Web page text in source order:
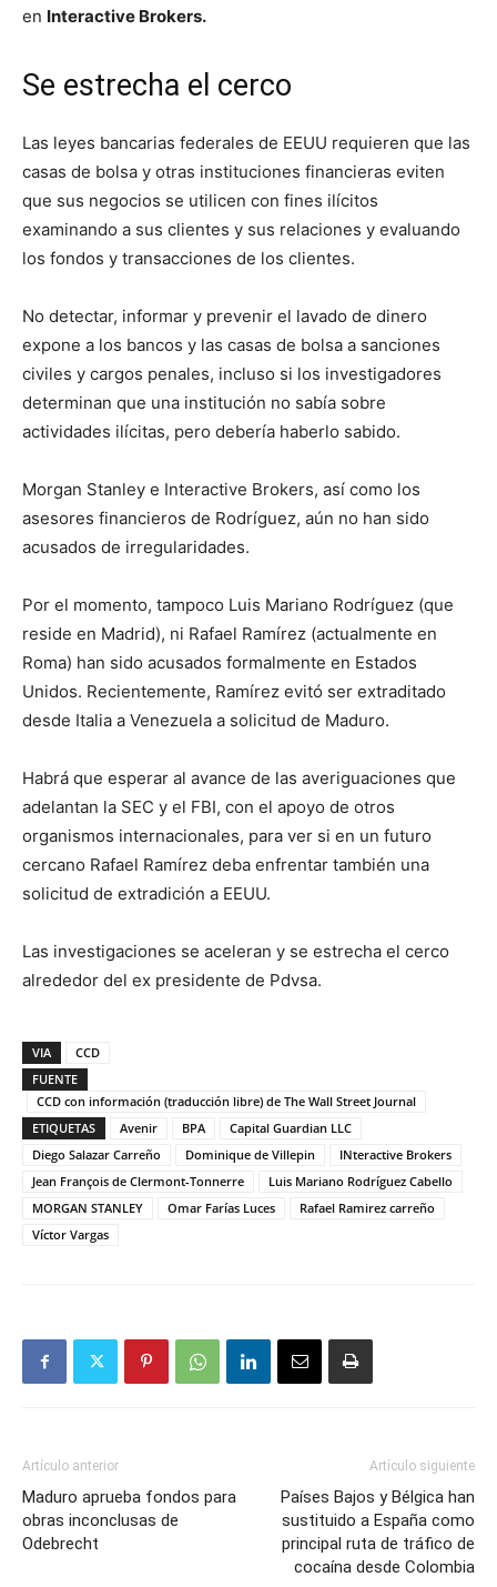
en Interactive Brokers.
Se estrecha el cerco
Las leyes bancarias federales de EEUU requieren que las
casas de bolsa y otras instituciones financieras eviten
que sus negocios se utilicen con fines ilícitos
examinando a sus clientes y sus relaciones y evaluando
los fondos y transacciones de los clientes.
No detectar, informar y prevenir el lavado de dinero
expone a los bancos y las casas de bolsa a sanciones
civiles y cargos penales, incluso si los investigadores
determinan que una institución no sabía sobre
actividades ilícitas, pero debería haberlo sabido.
Morgan Stanley e Interactive Brokers, así como los
asesores financieros de Rodríguez, aún no han sido
acusados ​​de irregularidades.
Por el momento, tampoco Luis Mariano Rodríguez (que
reside en Madrid), ni Rafael Ramírez (actualmente en
Roma) han sido acusados formalmente ​​en Estados
Unidos. Recientemente, Ramírez evitó ser extraditado
desde Italia a Venezuela a solicitud de Maduro.
Habrá que esperar al avance de las averiguaciones que
adelantan la SEC y el FBI, con el apoyo de otros
organismos internacionales, para ver si en un futuro
cercano Rafael Ramírez deba enfrentar también una
solicitud de extradición a EEUU.
Las investigaciones se aceleran y se estrecha el cerco
alrededor del ex presidente de Pdvsa.
VIA
CCD
FUENTE
CCD con información (traducción libre) de The Wall Street Journal
ETIQUETAS
Avenir BPA
Capital Guardian LLC
Diego Salazar Carreño
Dominique de Villepin
INteractive Brokers
Jean François de Clermont-Tonnerre
Luis Mariano Rodríguez Cabello
MORGAN STANLEY
Omar Farías Luces
Rafael Ramirez carreño
Víctor Vargas
Artículo anterior
Maduro aprueba fondos para
obras inconclusas de
Odebrecht
Artículo siguiente
Países Bajos y Bélgica han
sustituido a España como
principal ruta de tráfico de
cocaína desde Colombia